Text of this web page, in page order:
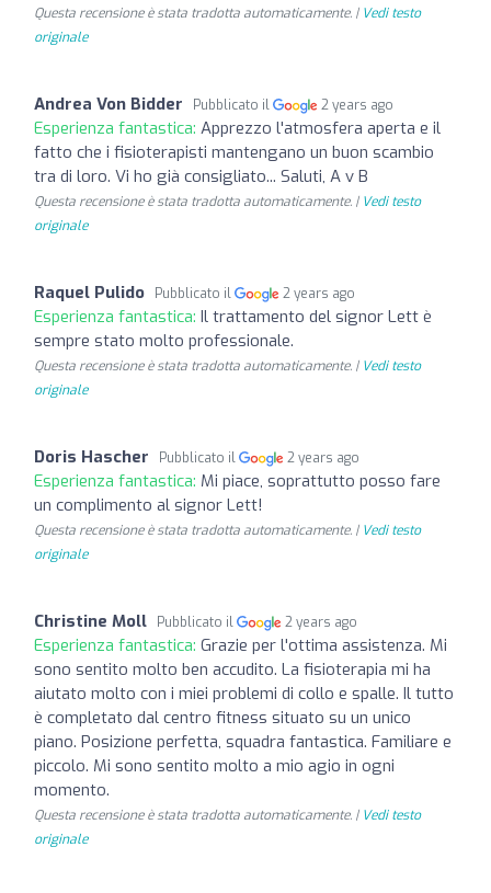
Questa recensione è stata tradotta automaticamente. | Vedi testo
originale
Andrea Von Bidder Pubblicato il 2 years ago
Esperienza fantastica: Apprezzo l'atmosfera aperta e il
fatto che i fisioterapisti mantengano un buon scambio
tra di loro. Vi ho già consigliato... Saluti, A v B
Questa recensione è stata tradotta automaticamente. | Vedi testo
originale
Raquel Pulido Pubblicato il 2 years ago
Esperienza fantastica: Il trattamento del signor Lett è
sempre stato molto professionale.
Questa recensione è stata tradotta automaticamente. | Vedi testo
originale
Doris Hascher Pubblicato il 2 years ago
Esperienza fantastica: Mi piace, soprattutto posso fare
un complimento al signor Lett!
Questa recensione è stata tradotta automaticamente. | Vedi testo
originale
Christine Moll Pubblicato il 2 years ago
Esperienza fantastica: Grazie per l'ottima assistenza. Mi
sono sentito molto ben accudito. La fisioterapia mi ha
aiutato molto con i miei problemi di collo e spalle. Il tutto
è completato dal centro fitness situato su un unico
piano. Posizione perfetta, squadra fantastica. Familiare e
piccolo. Mi sono sentito molto a mio agio in ogni
momento.
Questa recensione è stata tradotta automaticamente. | Vedi testo
originale